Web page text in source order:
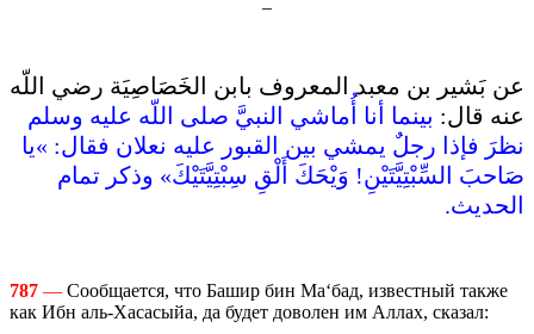
عن بَشير بن معبد المعروف بابن الخَصَاصِيَة رضي اللّه
عنه قال‏:‏ بينما أنا أُماشي النبيَّ صلى اللّه عليه وسلم
نظرَ فإذا رجلٌ يمشي بين القبور عليه نعلان فقال‏:‏ ‏»‏يا
صَاحبَ السِّبْتِيَّتَيْنِ‏!‏ وَيْحَكَ أَلْقِ سِبْتِيَّتَيْكَ‏»‏ وذكر تمام
الحديث‏.‏
787 — Сообщается, что Башир бин Ма‘бад, известный также
как Ибн аль-Хасасыйа, да будет доволен им Аллах, сказал: